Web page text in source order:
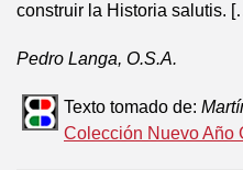
construir la Historia salutis.
Pedro Langa, O.S.A.
Texto tomado de:
Colección Nuevo Año